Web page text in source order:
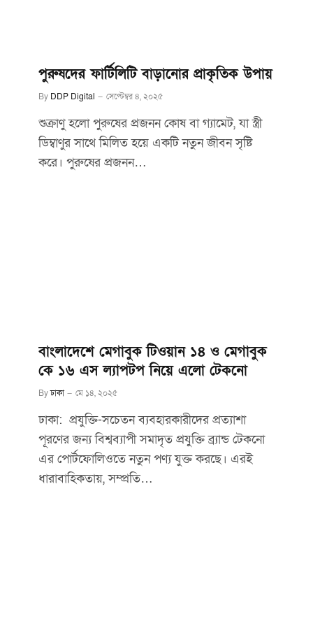
পুরুষদের ফার্টিলিটি বাড়ানোর প্রাকৃতিক উপায়
By DDP Digital সেপ্টেম্বর ৪, ২০২৫
শুক্রাণু হলো পুরুষের প্রজনন কোষ বা গ্যামেট, যা স্ত্রী
ডিম্বাণুর সাথে মিলিত হয়ে একটি নতুন জীবন সৃষ্টি
করে। পুরুষের প্রজনন…
বাংলাদেশে মেগাবুক টিওয়ান ১৪ ও মেগাবুক
কে ১৬ এস ল্যাপটপ নিয়ে এলো টেকনো
Byঢাকা মে ১৪, ২০২৫
ঢাকা: প্রযুক্তি-সচেতন ব্যবহারকারীদের প্রত্যাশা
পূরণের জন্য বিশ্বব্যাপী সমাদৃত প্রযুক্তি ব্র্যান্ড টেকনো
এর পোর্টফোলিওতে নতুন পণ্য যুক্ত করছে। এরই
ধারাবাহিকতায়, সম্প্রতি…